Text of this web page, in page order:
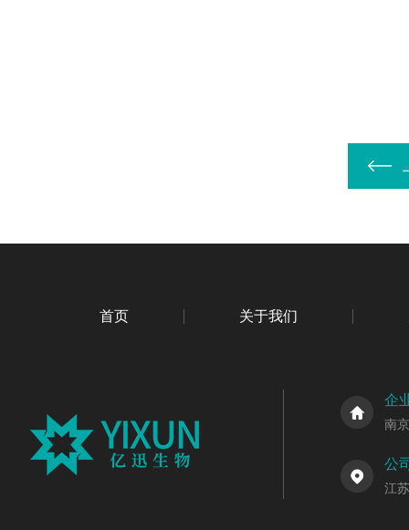
首页 关于我们
企
南
公
江